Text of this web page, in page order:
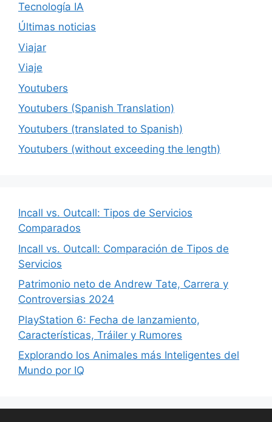
Tecnología IA
Últimas noticias
Viajar
Viaje
Youtubers
Youtubers (Spanish Translation)
Youtubers (translated to Spanish)
Youtubers (without exceeding the length)
Incall vs. Outcall: Tipos de Servicios
Comparados
Incall vs. Outcall: Comparación de Tipos de
Servicios
Patrimonio neto de Andrew Tate, Carrera y
Controversias 2024
PlayStation 6: Fecha de lanzamiento,
Características, Tráiler y Rumores
Explorando los Animales más Inteligentes del
Mundo por IQ